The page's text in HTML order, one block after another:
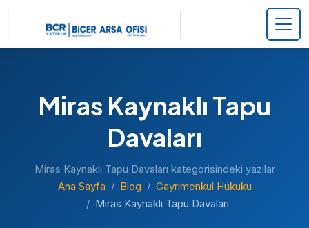
Miras Kaynaklı Tapu
Davaları
Miras Kaynaklı Tapu Davaları kategorisindeki yazılar
Ana Sayfa
Blog
Gayrimenkul Hukuku
Miras Kaynaklı Tapu Davaları